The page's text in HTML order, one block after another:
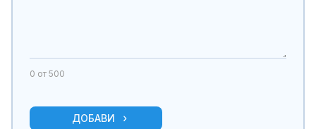
0 от 500
ДОБАВИ